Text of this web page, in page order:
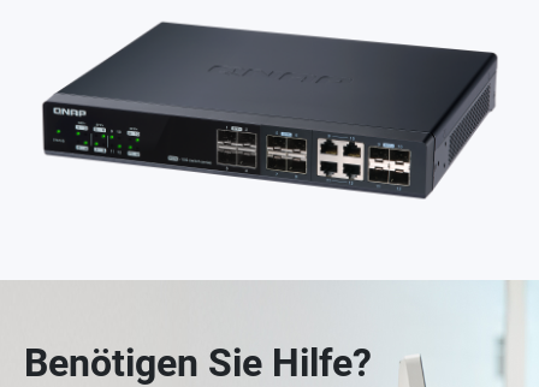
Benötigen Sie Hilfe?